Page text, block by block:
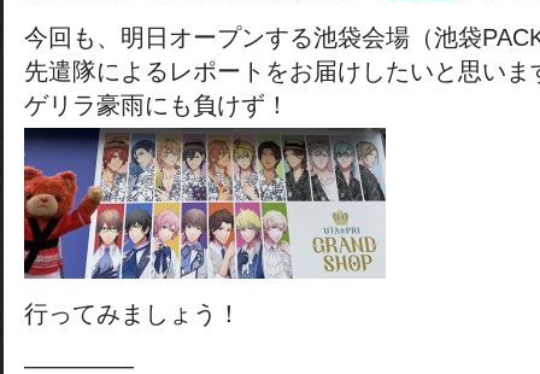
今回も、明日オープンする池袋会場（池袋
先遣隊によるレポートをお届けしたいと思いま
ゲリラ豪雨にも負けず！
行ってみましょう！
————–